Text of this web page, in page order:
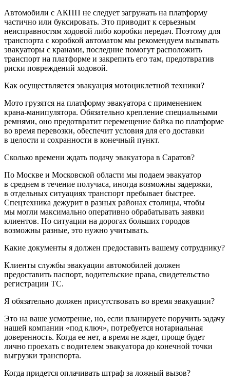
Автомобили с АКПП не следует загружать на платформу
частично или буксировать. Это приводит к серьезным
неисправностям ходовой либо коробки передач. Поэтому для
транспорта с коробкой автоматом мы рекомендуем вызывать
эвакуаторы с кранами, последние помогут расположить
транспорт на платформе и закрепить его там, предотвратив
риски повреждений ходовой.
Как осуществляется эвакуация мотоциклетной техники?
Мото грузятся на платформу эвакуатора с применением
крана-манипулятора. Обязательно крепление специальными
ремнями, оно предотвратит перемещение байка по платформе
во время перевозки, обеспечит условия для его доставки
в целости и сохранности в конечный пункт.
Сколько времени ждать подачу эвакуатора в Саратов?
По Москве и Московской области мы подаем эвакуатор
в среднем в течение получаса, иногда возможны задержки,
в отдельных ситуациях транспорт пребывает быстрее.
Спецтехника дежурит в разных районах столицы, чтобы
мы могли максимально оперативно обрабатывать заявки
клиентов. Но ситуации на дорогах больших городов
возможны разные, это нужно учитывать.
Какие документы я должен предоставить вашему сотруднику?
Клиенты службы эвакуации автомобилей должен
предоставить паспорт, водительские права, свидетельство
регистрации ТС.
Я обязательно должен присутствовать во время эвакуации?
Это на ваше усмотрение, но, если планируете поручить задачу
нашей компании «под ключ», потребуется нотариальная
доверенность. Когда ее нет, а время не ждет, проще будет
лично проехать с водителем эвакуатора до конечной точки
выгрузки транспорта.
Когда придется оплачивать штраф за ложный вызов?